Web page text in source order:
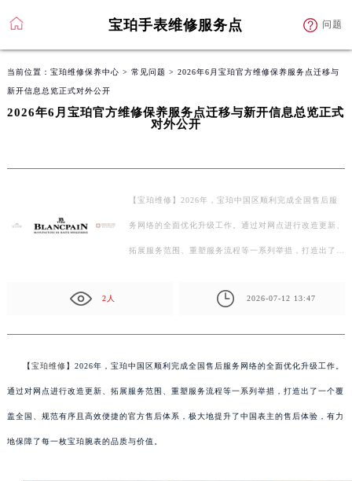
宝珀手表维修服务点 问题
当前位置： 宝珀维修保养中心 > 常见问题 > 2026年6月宝珀官方维修保养服务点迁移与
新开信息总览正式对外公开
2026年6月宝珀官方维修保养服务点迁移与新开信息总览正式
对外公开
【宝珀维修】2026年，宝珀中国区顺利完成全国售后服
务网络的全面优化升级工作。通过对网点进行改造更新、
拓展服务范围、重塑服务流程等一系列举措，打造出了…
2人 2026-07-12 13:47
【宝珀维修】2026年，宝珀中国区顺利完成全国售后服务网络的全面优化升级工作。
通过对网点进行改造更新、拓展服务范围、重塑服务流程等一系列举措，打造出了一个覆
盖全国、规范有序且高效便捷的官方售后体系，极大地提升了中国表主的售后体验，有力
地保障了每一枚宝珀腕表的品质与价值。